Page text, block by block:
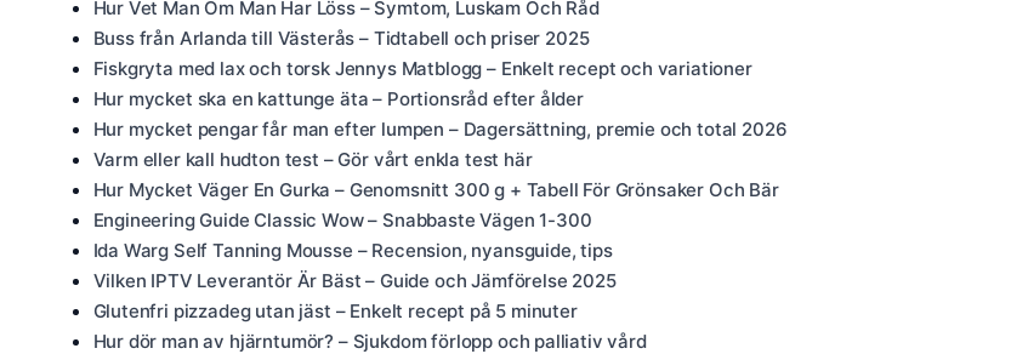
Hur Vet Man Om Man Har Löss – Symtom, Luskam Och Råd
Buss från Arlanda till Västerås – Tidtabell och priser 2025
Fiskgryta med lax och torsk Jennys Matblogg – Enkelt recept och variationer
Hur mycket ska en kattunge äta – Portionsråd efter ålder
Hur mycket pengar får man efter lumpen – Dagersättning, premie och total 2026
Varm eller kall hudton test – Gör vårt enkla test här
Hur Mycket Väger En Gurka – Genomsnitt 300 g + Tabell För Grönsaker Och Bär
Engineering Guide Classic Wow – Snabbaste Vägen 1-300
Ida Warg Self Tanning Mousse – Recension, nyansguide, tips
Vilken IPTV Leverantör Är Bäst – Guide och Jämförelse 2025
Glutenfri pizzadeg utan jäst – Enkelt recept på 5 minuter
Hur dör man av hjärntumör? – Sjukdom förlopp och palliativ vård